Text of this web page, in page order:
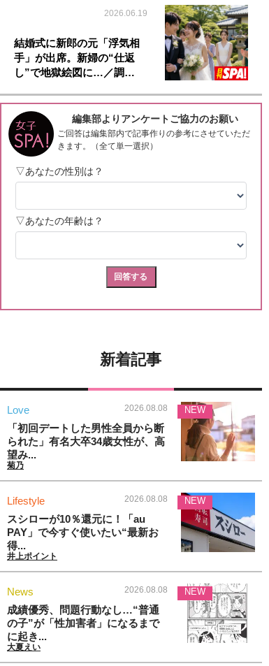
2026.06.19
結婚式に新郎の元「浮気相
手」が出席。新婦の“仕返
し”で地獄絵図に…／調…
新着記事
Love 2026.08.08
「初回デートした男性全員から断
られた」有名大卒34歳女性が、高
望み...
菊乃
NEW
Lifestyle 2026.08.08
スシローが10％還元に！「au
PAY」で今すぐ使いたい“最新お
得...
井上ポイント
NEW
News 2026.08.08
成績優秀、問題行動なし…“普通
の子”が「性加害者」になるまで
に起き...
大夏えい
NEW